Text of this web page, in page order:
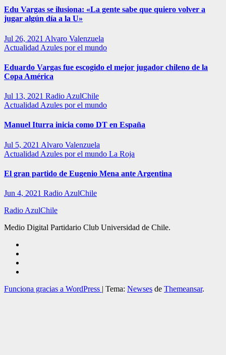
Edu Vargas se ilusiona: «La gente sabe que quiero volver a
jugar algún día a la U»
Jul 26, 2021 Alvaro Valenzuela
Actualidad Azules por el mundo
Eduardo Vargas fue escogido el mejor jugador chileno de la
Copa América
Jul 13, 2021 Radio AzulChile
Actualidad Azules por el mundo
Manuel Iturra inicia como DT en España
Jul 5, 2021 Alvaro Valenzuela
Actualidad Azules por el mundo La Roja
El gran partido de Eugenio Mena ante Argentina
Jun 4, 2021 Radio AzulChile
Radio AzulChile
Medio Digital Partidario Club Universidad de Chile.
Funciona gracias a WordPress | Tema: Newses de Themeansar.